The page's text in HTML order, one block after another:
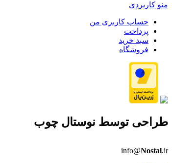
منو کاربردی
حساب کاربری من
پرداخت
سبد خرید
فروشگاه
طراحی توسط نوستال چوب
info@Nostal.ir